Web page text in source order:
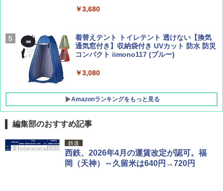
￥1,760
￥9,990
[キャンパーズコレクション 山善] 傘みたいに
広げるだけ パッとサッとテント キューブワ
イド ブラックコーティング フルクローズ メ
ATCW-150B エクルベージュ
￥3,680
着替えテント トイレテント 透けない【換気
通気窓付き】収納袋付き UVカット 防水 防災
コンパクト iimono117 (ブルー)
￥3,080
Amazonランキングをもっと見る
編集部のおすすめ記事
鉄道
西鉄、2026年4月の運賃改定が認可。福
岡（天神）～久留米は640円→720円